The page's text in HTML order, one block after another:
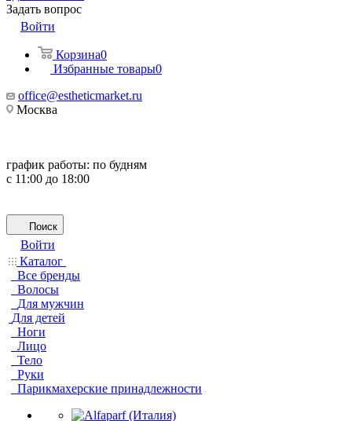
Задать вопрос
Войти
Корзина0
Избранные товары0
office@estheticmarket.ru
Москва
график работы: по будням
с 11:00 до 18:00
Поиск
Войти
Каталог
Все бренды
Волосы
Для мужчин
Для детей
Ноги
Лицо
Тело
Руки
Парикмахерские принадлежности